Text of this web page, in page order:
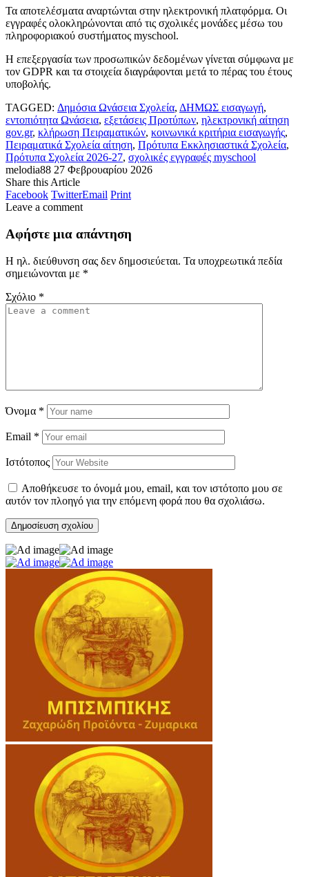
Τα αποτελέσματα αναρτώνται στην ηλεκτρονική πλατφόρμα. Οι
εγγραφές ολοκληρώνονται από τις σχολικές μονάδες μέσω του
πληροφοριακού συστήματος myschool.
Η επεξεργασία των προσωπικών δεδομένων γίνεται σύμφωνα με
τον GDPR και τα στοιχεία διαγράφονται μετά το πέρας του έτους
υποβολής.
TAGGED: Δημόσια Ωνάσεια Σχολεία, ΔΗΜΩΣ εισαγωγή,
εντοπιότητα Ωνάσεια, εξετάσεις Προτύπων, ηλεκτρονική αίτηση
gov.gr, κλήρωση Πειραματικών, κοινωνικά κριτήρια εισαγωγής,
Πειραματικά Σχολεία αίτηση, Πρότυπα Εκκλησιαστικά Σχολεία,
Πρότυπα Σχολεία 2026-27, σχολικές εγγραφές myschool
melodia88 27 Φεβρουαρίου 2026
Share this Article
Facebook TwitterEmail Print
Leave a comment
Αφήστε μια απάντηση
Η ηλ. διεύθυνση σας δεν δημοσιεύεται. Τα υποχρεωτικά πεδία
σημειώνονται με *
Σχόλιο *
Όνομα *
Email *
Ιστότοπος
Αποθήκευσε το όνομά μου, email, και τον ιστότοπο μου σε
αυτόν τον πλοηγό για την επόμενη φορά που θα σχολιάσω.